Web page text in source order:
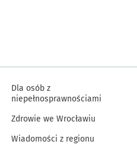
Dla osób z
niepełnosprawnościami
Zdrowie we Wrocławiu
Wiadomości z regionu